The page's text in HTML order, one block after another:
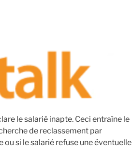
le salarié inapte. Ceci entraîne le
de reclassement par
ou si le salarié refuse une éventuelle